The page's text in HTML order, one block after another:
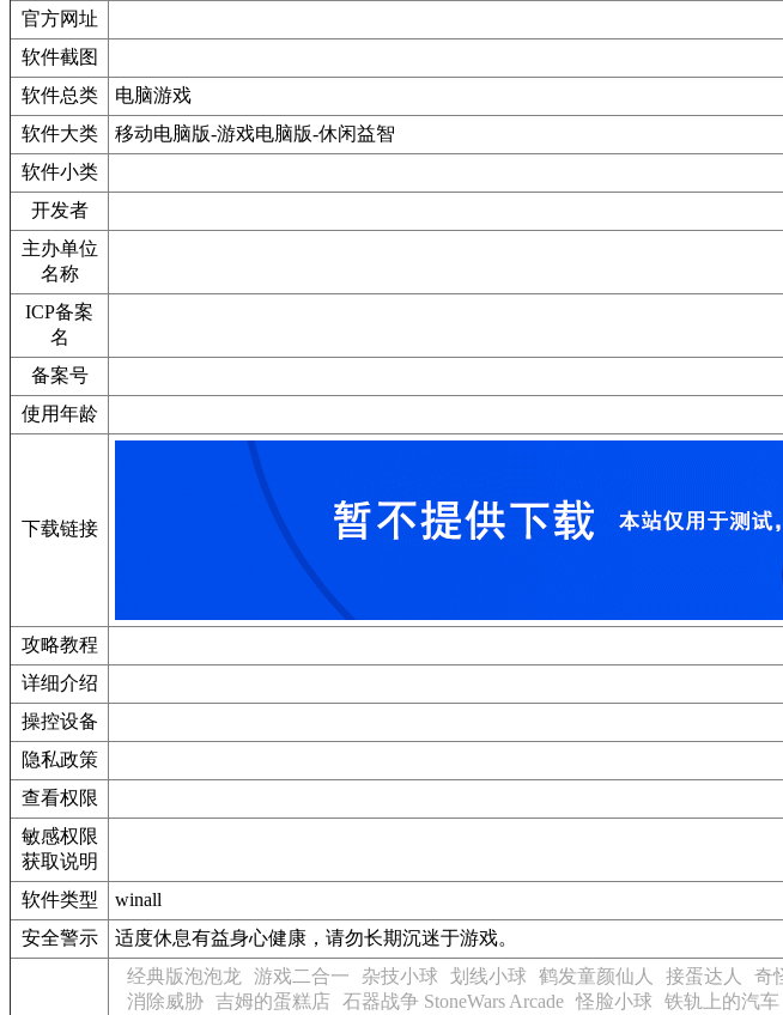
官方网址
软件截图
软件总类
电脑游戏
软件大类
移动电脑版-游戏电脑版-休闲益智
软件小类
开发者
主办单位
名称
ICP备案
名
备案号
使用年龄
下载链接
攻略教程
详细介绍
操控设备
隐私政策
查看权限
敏感权限
获取说明
软件类型
winall
安全警示
适度休息有益身心健康，请勿长期沉迷于游戏。
经典版泡泡龙
游戏二合一 杂技小球 划线小球 鹤发童颜仙人 接蛋达人 奇
消除威胁 吉姆的蛋糕店 石器战争 StoneWars Arcade 怪脸小球 铁轨上的汽车